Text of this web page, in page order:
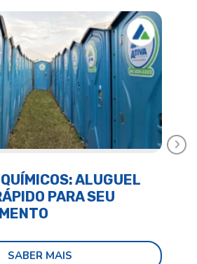
ALUGUEL
PARA SEU
SABER MAIS